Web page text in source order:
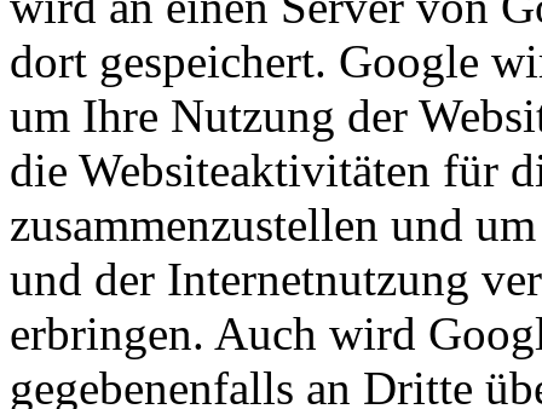
dort gespeichert. Google
um Ihre Nutzung der
die Websiteaktivitäten für
zusammenzustellen und
und der Internetnutzung
erbringen. Auch wird
gegebenenfalls an Dritte